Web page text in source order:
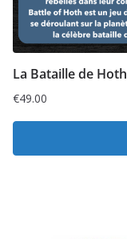
La Bataille de Hoth
€49.00